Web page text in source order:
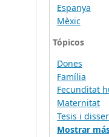
Espanya
Mèxic
Tópicos
Dones
Família
Fecunditat
Maternitat
Tesis i
Mostrar